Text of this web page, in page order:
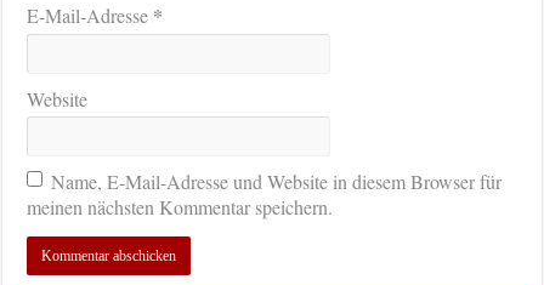
E-Mail-Adresse *
Website
Name, E-Mail-Adresse und Website in diesem Browser für
meinen nächsten Kommentar speichern.